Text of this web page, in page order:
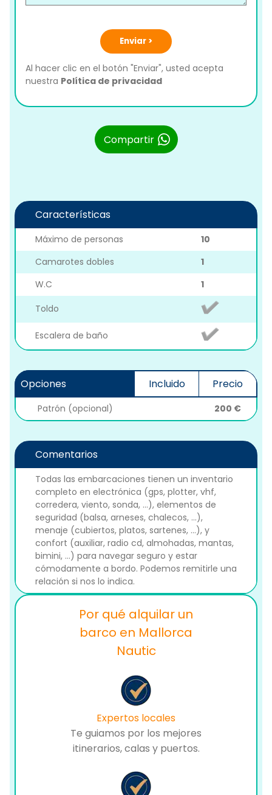
Enviar >
Al hacer clic en el botón "Enviar", usted acepta
nuestra Política de privacidad
Compartir
Características
Máximo de personas
10
Camarotes dobles
1
W.C
1
Toldo
Escalera de baño
Opciones Incluido Precio
Patrón (opcional) 200 €
Comentarios
Todas las embarcaciones tienen un inventario
completo en electrónica (gps, plotter, vhf,
corredera, viento, sonda, ...), elementos de
seguridad (balsa, arneses, chalecos, ...),
menaje (cubiertos, platos, sartenes, ...), y
confort (auxiliar, radio cd, almohadas, mantas,
bimini, ...) para navegar seguro y estar
cómodamente a bordo. Podemos remitirle una
relación si nos lo indica.
Por qué alquilar un
barco en Mallorca
Nautic
Expertos locales
Te guiamos por los mejores
itinerarios, calas y puertos.